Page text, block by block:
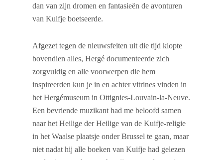
dan van zijn dromen en fantasieën de avonturen
van Kuifje boetseerde.
Afgezet tegen de nieuwsfeiten uit die tijd klopte
bovendien alles, Hergé documenteerde zich
zorgvuldig en alle voorwerpen die hem
inspireerden kun je in en achter vitrines vinden in
het Hergémuseum in Ottignies-Louvain-la-Neuve.
Een bevriende muzikant had me beloofd samen
naar het Heilige der Heilige van de Kuifje-religie
in het Waalse plaatsje onder Brussel te gaan, maar
niet nadat hij alle boeken van Kuifje had gelezen